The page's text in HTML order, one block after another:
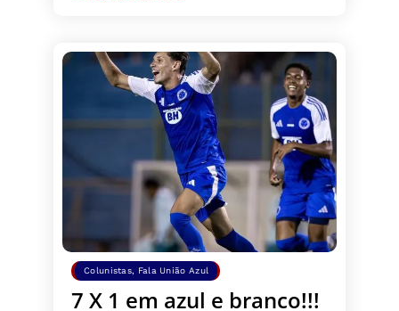
Colunistas, Fala União Azul
7 X 1 em azul e branco!!!